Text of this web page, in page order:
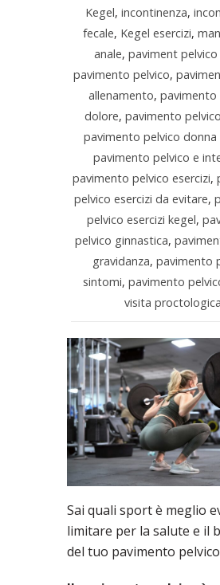
Kegel,incontinenza,
fecale, Kegel esercizi,
anale,paviment pelvico
pavimento pelvico,
allenamento,pavimento
dolore, pavimento
pavimento pelvico donna
pavimento pelvico e
pavimento pelvico esercizi,
pelvico esercizi da evitare,
pelvico esercizi kegel,
pelvico ginnastica,
gravidanza,pavimento
sintomi,pavimento
visita proctologica
Sai quali sport è meglio
limitare per la salute e il
del tuo pavimento